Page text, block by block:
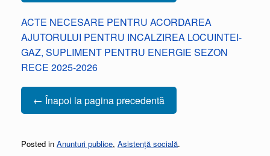
ACTE NECESARE PENTRU ACORDAREA
AJUTORULUI PENTRU INCALZIREA LOCUINTEI-
GAZ, SUPLIMENT PENTRU ENERGIE SEZON
RECE 2025-2026
← Înapoi la pagina precedentă
Posted in Anunturi publice, Asistență socială.